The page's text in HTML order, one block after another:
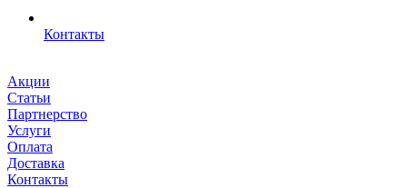
Контакты
Акции
Статьи
Партнерство
Услуги
Оплата
Доставка
Контакты